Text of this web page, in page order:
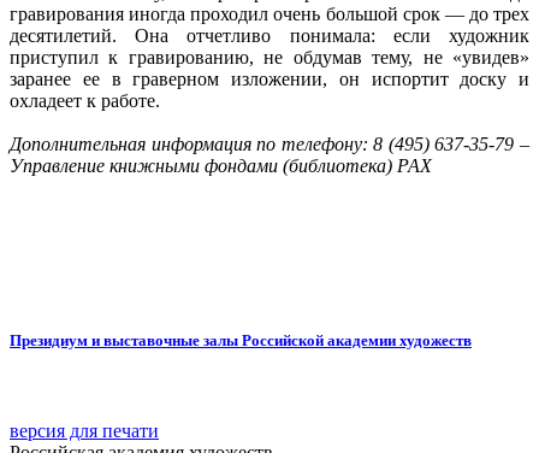
гравирования иногда проходил очень большой срок — до трех
десятилетий. Она отчетливо понимала: если художник
приступил к гравированию, не обдумав тему, не «увидев»
заранее ее в граверном изложении, он испортит доску и
охладеет к работе.
Дополнительная информация по телефону: 8 (495) 637-35-79 –
Управление книжными фондами (библиотека) РАХ
Президиум и выставочные залы Российской академии художеств
версия для печати